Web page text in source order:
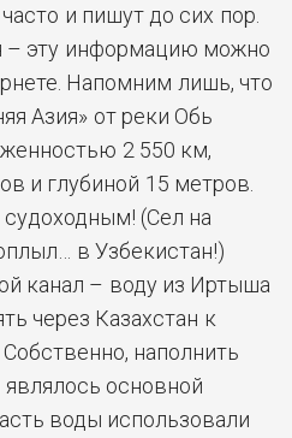
и пишут до сих пор.
– эту информацию можно
Напомним лишь, что
Азия» от реки Обь
2 550 км,
и глубиной 15 метров.
(Сел на
в Узбекистан!)
канал – воду из Иртыша
через Казахстан к
наполнить
основной
воды использовали